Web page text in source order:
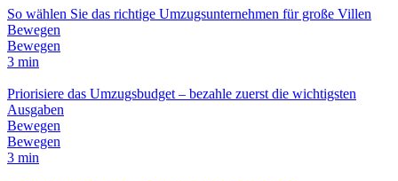
So wählen Sie das richtige Umzugsunternehmen für große Villen
Bewegen
Bewegen
3 min
Priorisiere das Umzugsbudget – bezahle zuerst die wichtigsten
Ausgaben
Bewegen
Bewegen
3 min